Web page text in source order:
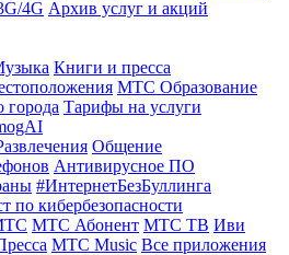
4G Архив услуг и акций
Книги и пресса
МТС Образование
города Тарифы на услуги
Общение
Антивирусное ПО
#ИнтернетБезБуллинга
по кибербезопасности
МТС Абонент МТС ТВ Иви
МТС Music Все приложения